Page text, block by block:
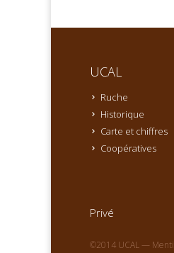
UCAL
Ruche
Historique
Carte et chiffres
Coopératives
Privé
©2014 UCAL —